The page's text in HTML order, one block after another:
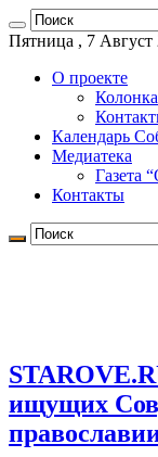
Пятница , 7 Август
О проекте
Календарь
Медиатека
Газета
Контакты
ищущих